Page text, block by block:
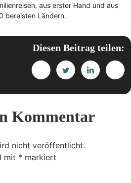
aus erster Hand und aus
bereisten Ländern.
Diesen Beitrag teilen:
Kommentar
nicht veröffentlicht.
mit * markiert